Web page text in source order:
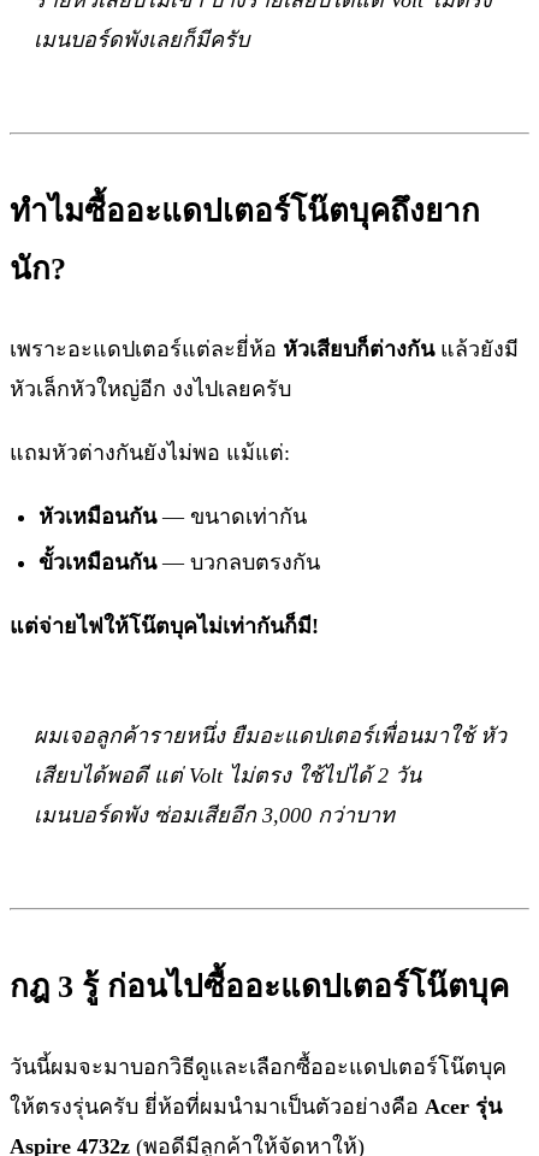
เมนบอร์ดพังเลยก็มีครับ
ทำไมซื้ออะแดปเตอร์โน๊ตบุคถึงยาก
นัก?
เพราะอะแดปเตอร์แต่ละยี่ห้อ หัวเสียบก็ต่างกันแล้วยังมี
หัวเล็กหัวใหญ่อีก งงไปเลยครับ
แถมหัวต่างกันยังไม่พอ แม้แต่:
หัวเหมือนกัน— ขนาดเท่ากัน
ขั้วเหมือนกัน— บวกลบตรงกัน
แต่จ่ายไฟให้โน๊ตบุคไม่เท่ากันก็มี!
ผมเจอลูกค้ารายหนึ่ง ยืมอะแดปเตอร์เพื่อนมาใช้ หัว
เสียบได้พอดี แต่ Volt ไม่ตรง ใช้ไปได้ 2 วัน
เมนบอร์ดพัง ซ่อมเสียอีก 3,000 กว่าบาท
กฎ 3 รู้ ก่อนไปซื้ออะแดปเตอร์โน๊ตบุค
วันนี้ผมจะมาบอกวิธีดูและเลือกซื้ออะแดปเตอร์โน๊ตบุค
ให้ตรงรุ่นครับ ยี่ห้อที่ผมนำมาเป็นตัวอย่างคือ Acer รุ่น
Aspire 4732z (พอดีมีลูกค้าให้จัดหาให้)